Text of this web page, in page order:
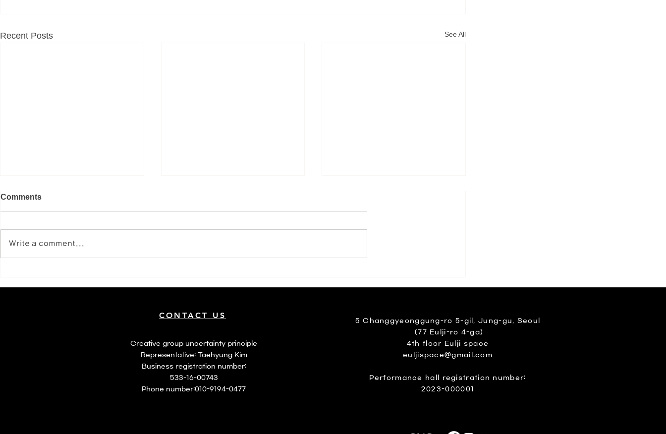
Recent Posts See All
월간연극 4월 꽥꽥
하고 기묘한 이야기들 - 월트
Comments
Write a comment...
CONTACT US
​Creative group uncertainty principle
Representative: Taehyung Kim
​Business registration number:
533-16-00743
​Phone number:010-9194-0477
5 Changgyeonggung-ro 5-gil, Jung-gu, Seoul
(77 Eulji-ro 4-ga)
4th floor Eulji space
euljispace@gmail.com
Performance hall registration number:
2023-000001